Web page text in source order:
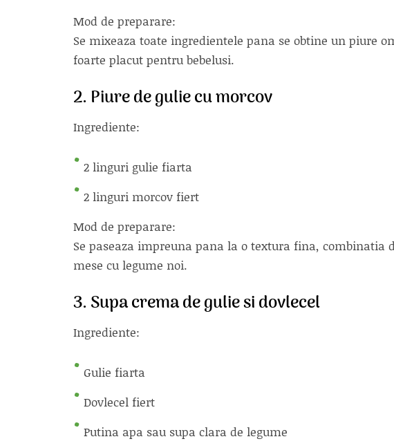
Mod de preparare:
Se mixeaza toate ingredientele pana se obtine un piure
foarte placut pentru bebelusi.
2. Piure de gulie cu morcov
Ingrediente:
2 linguri gulie fiarta
2 linguri morcov fiert
Mod de preparare:
Se paseaza impreuna pana la o textura fina,
mese cu legume noi.
3. Supa crema de gulie si dovlecel
Ingrediente:
Gulie fiarta
Dovlecel fiert
Putina apa sau supa clara de legume